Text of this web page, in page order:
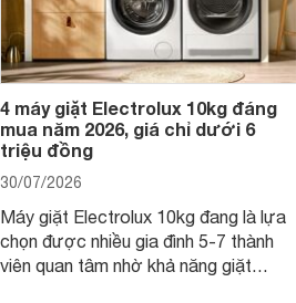
4 máy giặt Electrolux 10kg đáng
mua năm 2026, giá chỉ dưới 6
triệu đồng
30/07/2026
Máy giặt Electrolux 10kg đang là lựa
chọn được nhiều gia đình 5-7 thành
viên quan tâm nhờ khả năng giặt